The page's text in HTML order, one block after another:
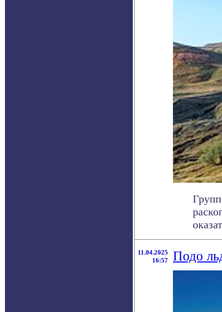
11.04.2025
16:57
Подо